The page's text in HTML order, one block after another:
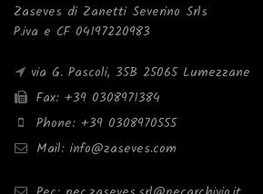
Zaseves di Zanetti Severino Srls
P.iva e CF 04197220983
via G. Pascoli, 35B 25065 Lumezzane
Fax: +39 0308971384
Phone: +39 0308970555
Mail: info@zaseves.com